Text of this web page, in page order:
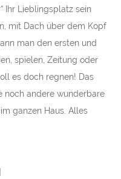
Ihr Lieblingsplatz sein
mit Dach über dem Kopf
man den ersten und
spielen, Zeitung oder
es doch regnen! Das
noch andere wunderbare
ganzen Haus. Alles